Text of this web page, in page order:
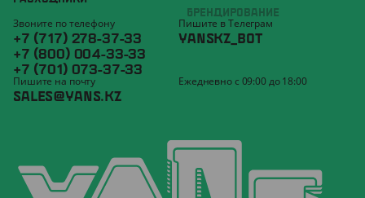
БРЕНДИРОВАНИЕ
Звоните по телефону
+7 (717) 278-37-33
+7 (800) 004-33-33
+7 (701) 073-37-33
Пишите в Телеграм
YANSKZ_BOT
Пишите на почту
SALES@YANS.KZ
Ежедневно с 09:00 до 18:00